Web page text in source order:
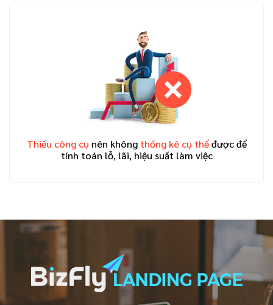
Thiếu công cụ nên không thống kê cụ thểđược để
tính toán lỗ, lãi, hiệu suất làm việc